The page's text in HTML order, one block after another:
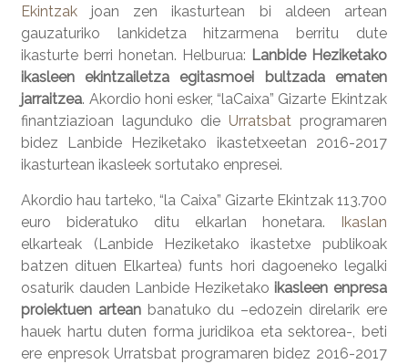
Ekintzak joan zen ikasturtean bi aldeen artean
gauzaturiko lankidetza hitzarmena berritu dute
ikasturte berri honetan. Helburua: Lanbide Heziketako
ikasleen ekintzailetza egitasmoei bultzada ematen
jarraitzea. Akordio honi esker, “laCaixa” Gizarte Ekintzak
finantziazioan lagunduko dieUrratsbat programaren
bidez Lanbide Heziketako ikastetxeetan 2016-2017
ikasturtean ikasleek sortutako enpresei.
Akordio hau tarteko, “la Caixa” Gizarte Ekintzak 113.700
euro bideratuko ditu elkarlan honetara.
Ikaslan
elkarteak (Lanbide Heziketako ikastetxe publikoak
batzen dituen Elkartea) funts hori dagoeneko legalki
osaturik dauden Lanbide Heziketako ikasleen enpresa
proiektuen artean banatuko du –edozein direlarik ere
hauek hartu duten forma juridikoa eta sektorea-, beti
ere enpresok Urratsbat programaren bidez 2016-2017